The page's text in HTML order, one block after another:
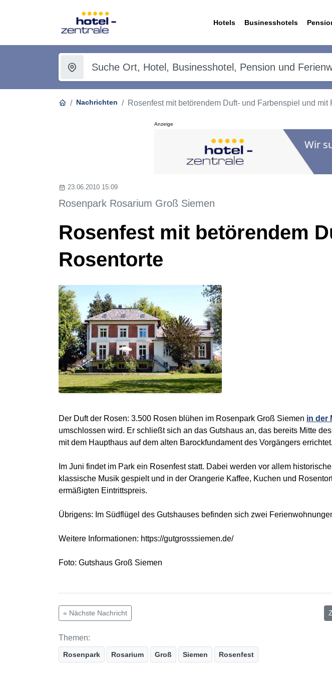
Hotels Businesshotels
Nachrichten Rosenfest mit betörendem Duft- und Farbenspiel und mit
Anzeige
23.06.2010 15:09
Rosenpark Rosarium Groß Siemen
Rosenfest mit betörendem
Rosentorte
Der Duft der Rosen: 3.500 Rosen blühen im Rosenpark Groß Siemen in der
umschlossen wird. Er schließt sich an das Gutshaus an, das bereits Mitte
mit dem Haupthaus auf dem alten Barockfundament des Vorgängers errichtet.
Im Juni findet im Park ein Rosenfest statt. Dabei werden vor allem
klassische Musik gespielt und in der Orangerie Kaffee, Kuchen und
ermäßigten Eintrittspreis.
Übrigens: Im Südflügel des Gutshauses befinden sich zwei
Weitere Informationen: https://gutgrosssiemen.de/
Foto: Gutshaus Groß Siemen
« Nächste Nachricht
Themen:
Rosenpark Rosarium Groß Siemen Rosenfest